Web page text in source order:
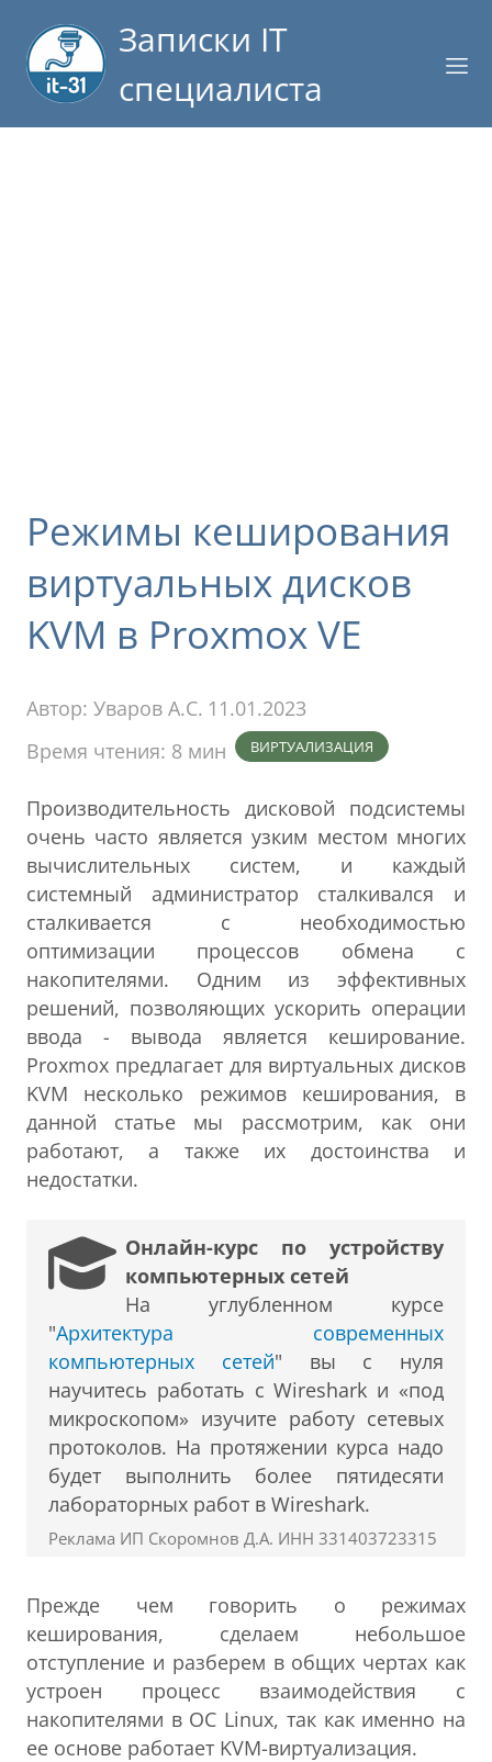
Записки IT
специалиста
Режимы кеширования
виртуальных дисков
KVM в Proxmox VE
Автор: Уваров А.С. 11.01.2023
Время чтения: 8 мин
ВИРТУАЛИЗАЦИЯ
Производительность дисковой подсистемы
очень часто является узким местом многих
вычислительных систем, и каждый
системный администратор сталкивался и
сталкивается с необходимостью
оптимизации процессов обмена с
накопителями. Одним из эффективных
решений, позволяющих ускорить операции
ввода - вывода является кеширование.
Proxmox предлагает для виртуальных дисков
KVM несколько режимов кеширования, в
данной статье мы рассмотрим, как они
работают, а также их достоинства и
недостатки.
Онлайн-курс по устройству
компьютерных сетей
На углубленном курсе
"Архитектура современных
компьютерных сетей" вы с нуля
научитесь работать с Wireshark и «под
микроскопом» изучите работу сетевых
протоколов. На протяжении курса надо
будет выполнить более пятидесяти
лабораторных работ в Wireshark.
Реклама ИП Скоромнов Д.А. ИНН 331403723315
Прежде чем говорить о режимах
кеширования, сделаем небольшое
отступление и разберем в общих чертах как
устроен процесс взаимодействия с
накопителями в ОС Linux, так как именно на
ее основе работает KVM-виртуализация.